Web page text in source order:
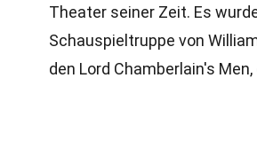
Theater seiner Zeit. Es
Schauspieltruppe von
den Lord Chamberlain's